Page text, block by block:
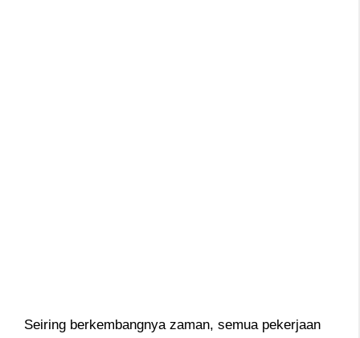
Seiring berkembangnya zaman, semua pekerjaan